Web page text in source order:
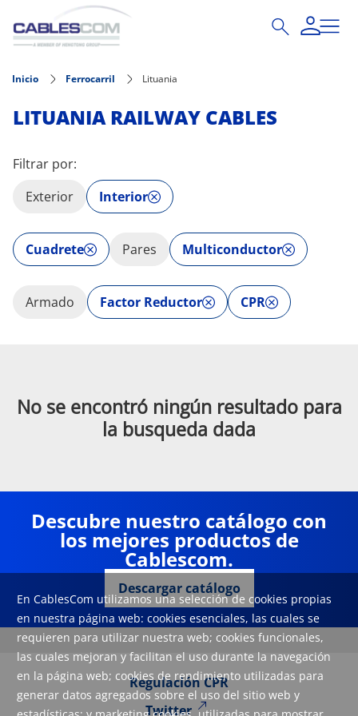
Pasar al contenido principal
En CablesCom utilizamos una selección de cookies propias
en nuestra página web: cookies esenciales, las cuales se
requieren para utilizar nuestra web; cookies funcionales,
las cuales mejoran y facilitan el uso durante la navegación
en la página web; cookies de rendimiento utilizadas para
generar datos agregados sobre el uso del sitio web y
Inicio Ferrocarril Lituania
LITUANIA RAILWAY CABLES
Filtrar por:
Exterior
Interior
Cuadrete Pares Multiconductor
Armado Factor Reductor CPR
No se encontró ningún resultado para
la busqueda dada
Descubre nuestro catálogo con
los mejores productos de
Cablescom.
Descargar catálogo
Regulación CPR
Twitter